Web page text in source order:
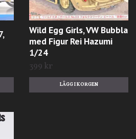
Wild Egg Girls, VW Bubbla
med Figur Rei Hazumi
1/24
399 kr